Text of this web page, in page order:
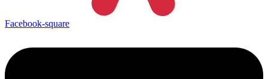
Facebook-square